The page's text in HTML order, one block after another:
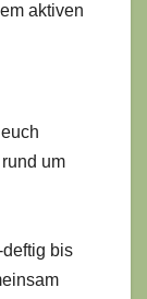
aktiven
rund um
bis